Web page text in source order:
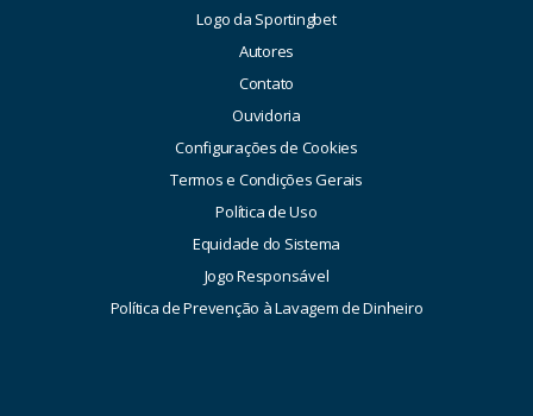
Logo da Sportingbet
Autores
Contato
Ouvidoria
Configurações de Cookies
Termos e Condições Gerais
Política de Uso
Equidade do Sistema
Jogo Responsável
Política de Prevenção à Lavagem de Dinheiro